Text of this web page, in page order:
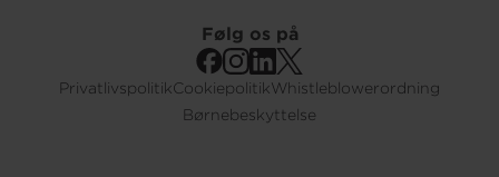
PrivatlivspolitikCookiepolitikWhistleblowerordning
Børnebeskyttelse
Følg os på